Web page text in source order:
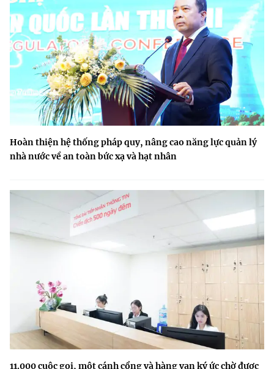
Hoàn thiện hệ thống pháp quy, nâng cao năng lực quản lý
nhà nước về an toàn bức xạ và hạt nhân
11.000 cuộc gọi, một cánh cổng và hàng vạn ký ức chờ được